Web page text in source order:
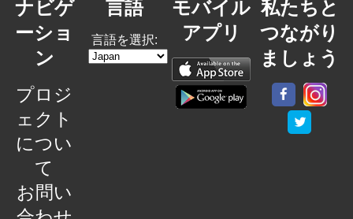
ナビゲ
ーショ
ン
プロジ
ェクト
につい
て
お問い
言語
言語を選択:
モバイル
アプリ
私たちと
つながり
ましょう